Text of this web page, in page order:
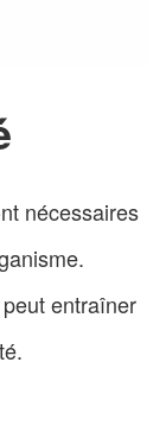
nécessaires
entraîner